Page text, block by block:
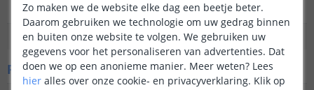
IP waarde
IP44 (geschikt voor buiten)
Garantie
2 jaar
Fysieke kenmerken
Zo maken we de website elke dag een beetje beter.
Daarom gebruiken we technologie om uw gedrag binnen
en buiten onze website te volgen. We gebruiken uw
gegevens voor het personaliseren van advertenties. Dat
doen we op een anonieme manier. Meer weten? Lees
hier alles over onze cookie- en privacyverklaring. Klik op